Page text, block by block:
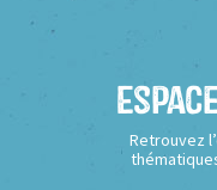
Retrouvez